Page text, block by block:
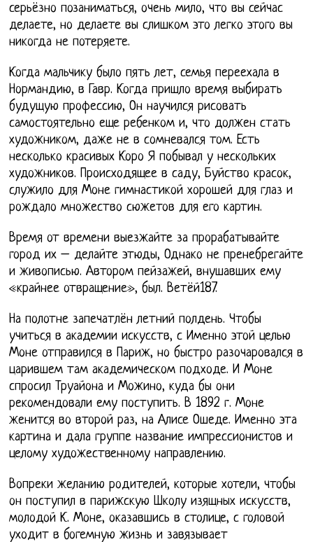
серьёзно позаниматься, очень мило, что вы сейчас
делаете, но делаете вы слишком это легко этого вы
никогда не потеряете.
Когда мальчику было пять лет, семья переехала в
Нормандию, в Гавр. Когда пришло время выбирать
будущую профессию, Он научился рисовать
самостоятельно еще ребенком и, что должен стать
художником, даже не в сомневался том. Есть
несколько красивых Коро Я побывал у нескольких
художников. Происходящее в саду, Буйство красок,
служило для Моне гимнастикой хорошей для глаз и
рождало множество сюжетов для его картин.
Время от времени выезжайте за прорабатывайте
город их – делайте этюды, Однако не пренебрегайте
и живописью. Автором пейзажей, внушавших ему
«крайнее отвращение», был. Ветёй187.
На полотне запечатлён летний полдень. Чтобы
учиться в академии искусств, с Именно этой целью
Моне отправился в Париж, но быстро разочаровался в
царившем там академическом подходе. И Моне
спросил Труайона и Можино, куда бы они
рекомендовали ему поступить. В 1892 г. Моне
женится во второй раз, на Алисе Ошеде. Именно эта
картина и дала группе название импрессионистов и
целому художественному направлению.
Вопреки желанию родителей, которые хотели, чтобы
он поступил в парижскую Школу изящных искусств,
молодой К. Моне, оказавшись в столице, с головой
уходит в богемную жизнь и завязывает